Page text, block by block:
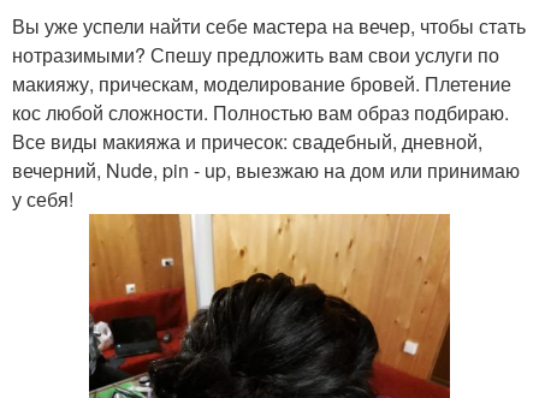
Вы уже успели найти себе мастера на вечер, чтобы стать
нотразимыми? Спешу предложить вам свои услуги по
макияжу, прическам, моделирование бровей. Плетение
кос любой сложности. Полностью вам образ подбираю.
Все виды макияжа и причесок: свадебный, дневной,
вечерний, Nude, pin - up, выезжаю на дом или принимаю
у себя!